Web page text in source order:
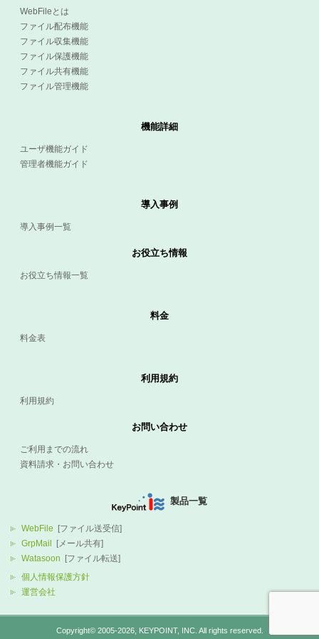
WebFileとは
ファイル配布機能
ファイル収集機能
ファイル保護機能
ファイル共有機能
ファイル管理機能
機能詳細
ユーザ機能ガイド
管理者機能ガイド
導入事例
導入事例一覧
お役立ち情報
お役立ち情報一覧
料金
料金表
利用規約
利用規約
お問い合わせ
ご利用までの流れ
資料請求・お問い合わせ
製品一覧
WebFile [ファイル送受信]
GrpMail
[メール共有]
Watasoon [ファイル転送]
個人情報保護方針
運営会社
Copyright© 2005-2026, KEYPOINT, INC. All rights reserved.